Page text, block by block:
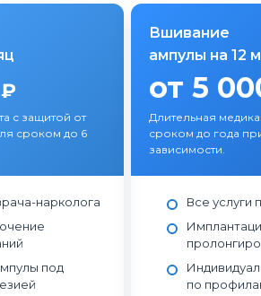
₽
с защитой от
сроком до 6
нарколога
под
Вшивание
ампулы на 12
от 5
Длительная
сроком до года
зависимости.
Все услуги
по